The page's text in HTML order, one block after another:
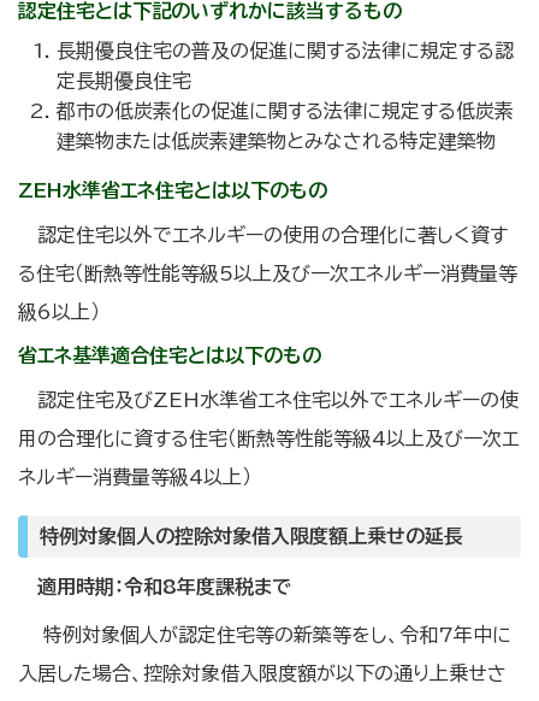
認定住宅とは下記のいずれかに該当するもの
長期優良住宅の普及の促進に関する法律に規定する認
定長期優良住宅
都市の低炭素化の促進に関する法律に規定する低炭素
建築物または低炭素建築物とみなされる特定建築物
ZEH水準省エネ住宅とは以下のもの
認定住宅以外でエネルギーの使用の合理化に著しく資す
る住宅（断熱等性能等級5以上及び一次エネルギー消費量等
級6以上）
省エネ基準適合住宅とは以下のもの
認定住宅及びZEH水準省エネ住宅以外でエネルギーの使
用の合理化に資する住宅（断熱等性能等級4以上及び一次エ
ネルギー消費量等級4以上）
特例対象個人の控除対象借入限度額上乗せの延長
適用時期：令和8年度課税まで
特例対象個人が認定住宅等の新築等をし、令和7年中に
入居した場合、控除対象借入限度額が以下の通り上乗せさ